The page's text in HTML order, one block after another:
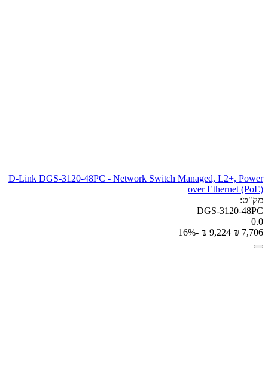
D-Link DGS-3120-48PC - Network Switch Managed, L2+, Power
over Ethernet (PoE)
מק"ט:
DGS-3120-48PC
0.0
₪ 7,706
₪ 9,224
-16%